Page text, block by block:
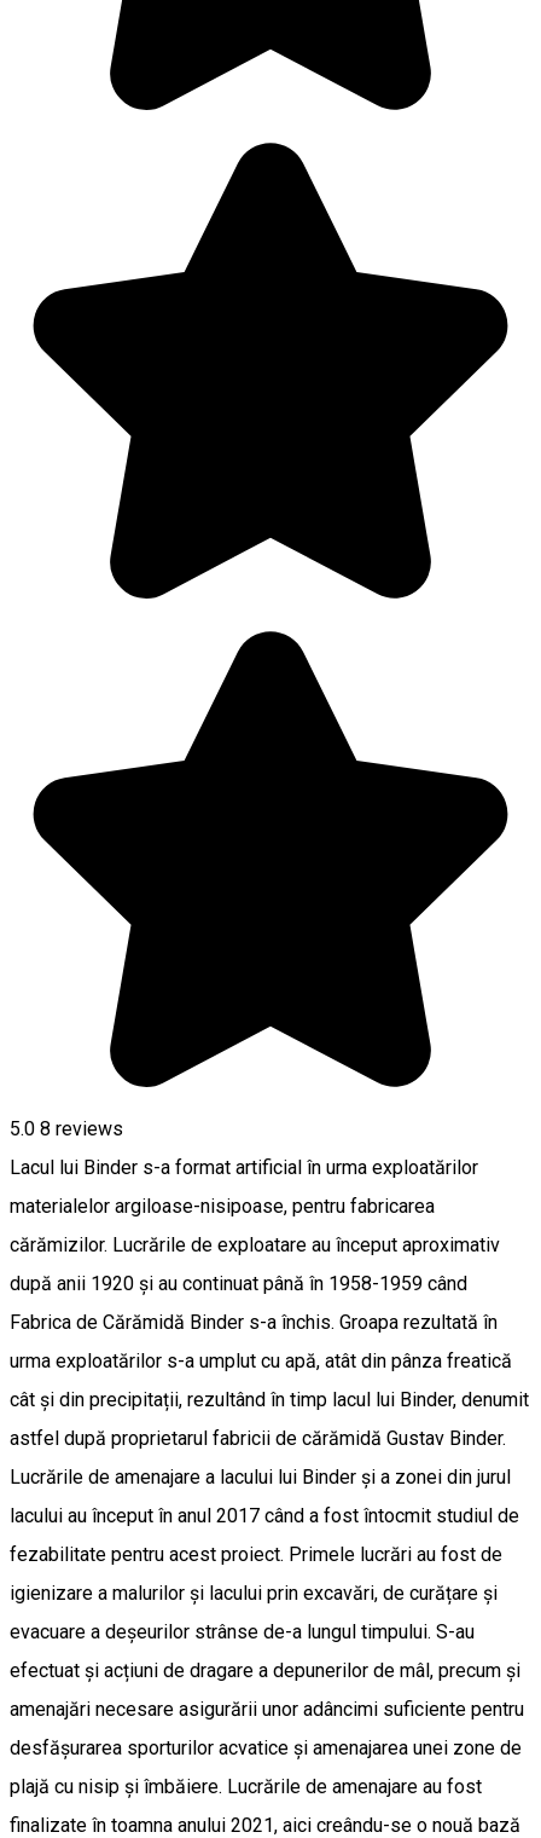
5.0 8 reviews
Lacul lui Binder s-a format artificial în urma exploatărilor
materialelor argiloase-nisipoase, pentru fabricarea
cărămizilor. Lucrările de exploatare au început aproximativ
după anii 1920 și au continuat până în 1958-1959 când
Fabrica de Cărămidă Binder s-a închis. Groapa rezultată în
urma exploatărilor s-a umplut cu apă, atât din pânza freatică
cât și din precipitații, rezultând în timp lacul lui Binder, denumit
astfel după proprietarul fabricii de cărămidă Gustav Binder.
Lucrările de amenajare a lacului lui Binder și a zonei din jurul
lacului au început în anul 2017 când a fost întocmit studiul de
fezabilitate pentru acest proiect. Primele lucrări au fost de
igienizare a malurilor și lacului prin excavări, de curățare și
evacuare a deșeurilor strânse de-a lungul timpului. S-au
efectuat și acțiuni de dragare a depunerilor de mâl, precum și
amenajări necesare asigurării unor adâncimi suficiente pentru
desfășurarea sporturilor acvatice și amenajarea unei zone de
plajă cu nisip și îmbăiere. Lucrările de amenajare au fost
finalizate în toamna anului 2021, aici creându-se o nouă bază